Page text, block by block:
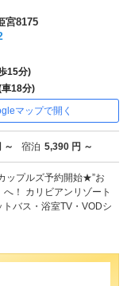
宮8175
15分)
車18分)
マップで開く
～ 宿泊 5,390 円 ～
ップルズ予約開始★”お
！ カリビアンリゾート
バス・浴室TV・VODシ